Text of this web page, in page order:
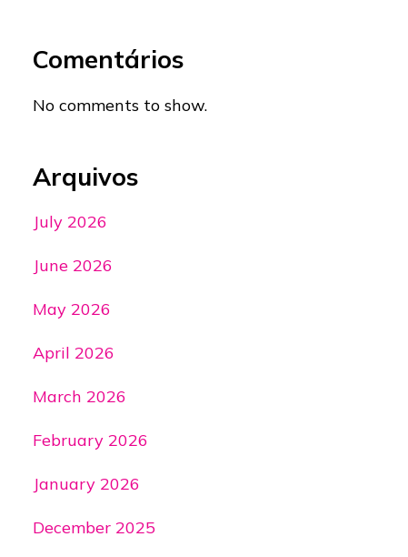
Comentários
No comments to show.
Arquivos
July 2026
June 2026
May 2026
April 2026
March 2026
February 2026
January 2026
December 2025